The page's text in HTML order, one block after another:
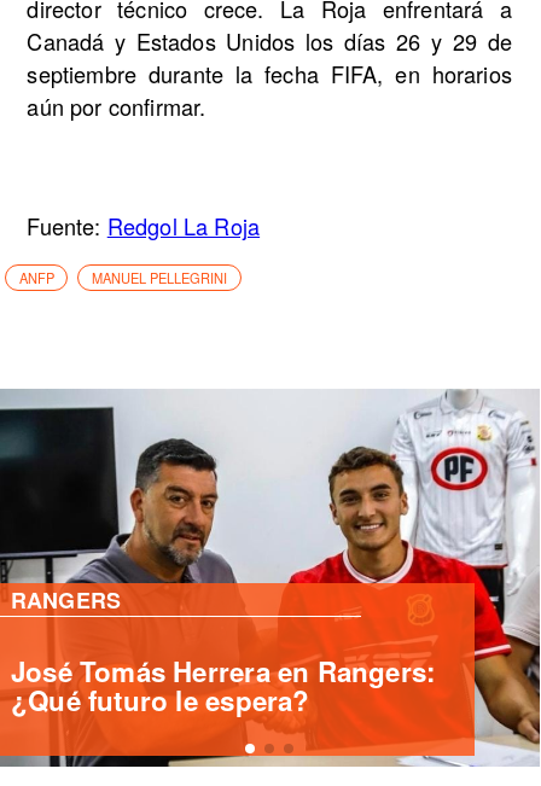
director técnico crece. La Roja enfrentará a
Canadá y Estados Unidos los días 26 y 29 de
septiembre durante la fecha FIFA, en horarios
aún por confirmar.
Fuente: Redgol La Roja
ANFP MANUEL PELLEGRINI
PRIMERA B
Deportes Santa Cruz ficha
delantero internacional Yashir
Islame Pinto